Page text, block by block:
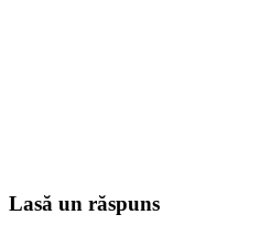
Lasă un răspuns